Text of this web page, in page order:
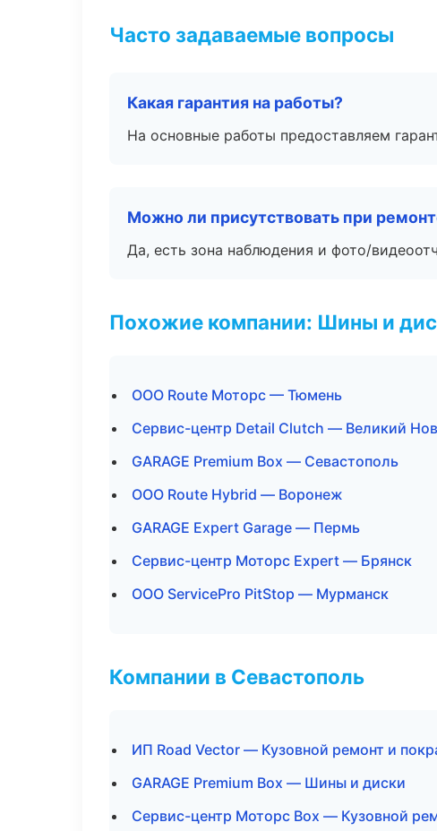
Часто задаваемые вопросы
Какая гарантия на работы?
На основные работы предоставляем
Можно ли присутствовать при
Да, есть зона наблюдения и фото/
Похожие компании: Шины и
ООО Route Моторс — Тюмень
Сервис-центр Detail Clutch — Великий
GARAGE Premium Box — Севастополь
ООО Route Hybrid — Воронеж
GARAGE Expert Garage — Пермь
Сервис-центр Моторс Expert — Брянск
ООО ServicePro PitStop — Мурманск
Компании в Севастополь
ИП Road Vector — Кузовной ремонт и
GARAGE Premium Box — Шины и диски
Сервис-центр Моторс Box — Кузовной